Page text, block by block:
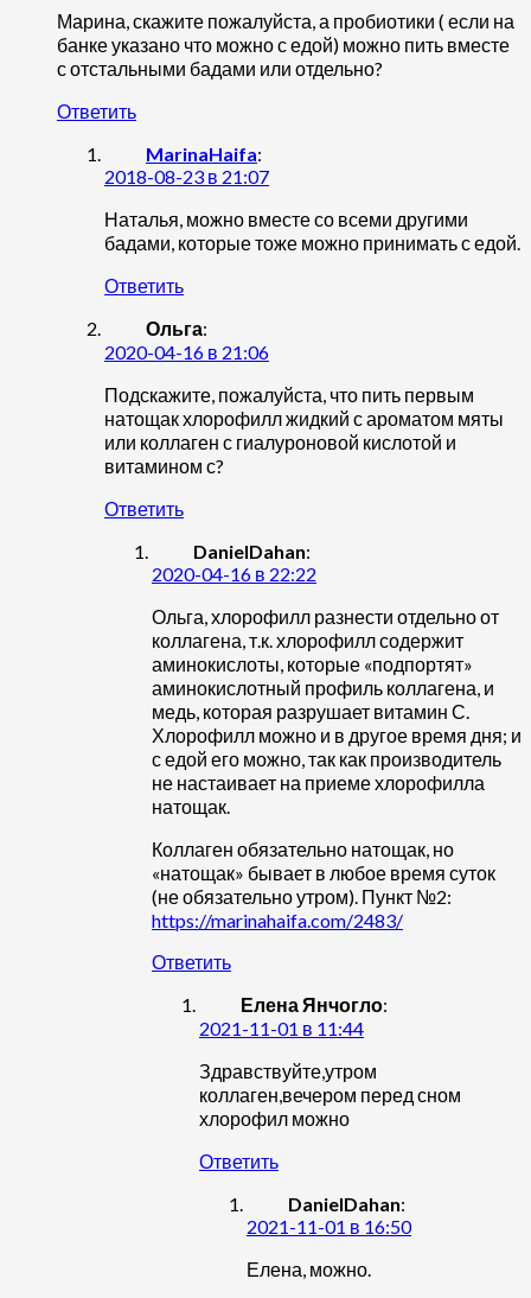
Марина, скажите пожалуйста, а пробиотики ( если на
банке указано что можно с едой) можно пить вместе
с отстальными бадами или отдельно?
Ответить
MarinaHaifa:
2018-08-23 в 21:07
Наталья, можно вместе со всеми другими
бадами, которые тоже можно принимать с едой.
Ответить
Ольга:
2020-04-16 в 21:06
Подскажите, пожалуйста, что пить первым
натощак хлорофилл жидкий с ароматом мяты
или коллаген с гиалуроновой кислотой и
витамином с?
Ответить
DanielDahan:
2020-04-16 в 22:22
Ольга, хлорофилл разнести отдельно от
коллагена, т.к. хлорофилл содержит
аминокислоты, которые «подпортят»
аминокислотный профиль коллагена, и
медь, которая разрушает витамин С.
Хлорофилл можно и в другое время дня; и
с едой его можно, так как производитель
не настаивает на приеме хлорофилла
натощак.
Коллаген обязательно натощак, но
«натощак» бывает в любое время суток
(не обязательно утром). Пункт №2:
https://marinahaifa.com/2483/
Ответить
Елена Янчогло:
2021-11-01 в 11:44
Здравствуйте,утром
коллаген,вечером перед сном
хлорофил можно
Ответить
DanielDahan:
2021-11-01 в 16:50
Елена, можно.